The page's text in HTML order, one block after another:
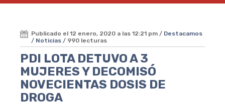
Publicado el 12 enero, 2020 a las 12:21 pm / Destacamos
/ Noticias / 990 lecturas
PDI LOTA DETUVO A 3
MUJERES Y DECOMISÓ
NOVECIENTAS DOSIS DE
DROGA